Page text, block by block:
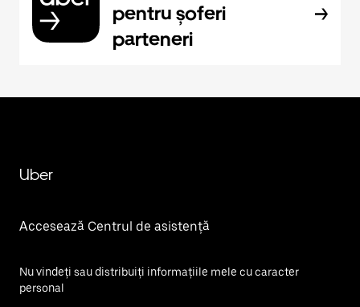
pentru șoferi
parteneri
Uber
Accesează Centrul de asistență
Nu vindeți sau distribuiți informațiile mele cu caracter
personal